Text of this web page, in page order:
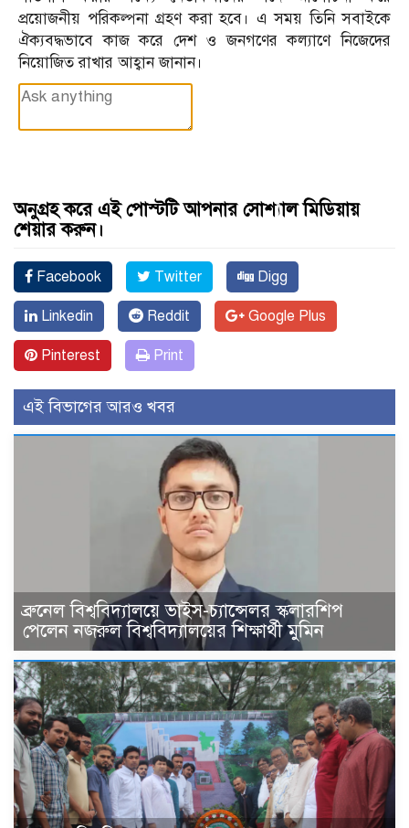
প্রয়োজনীয় পরিকল্পনা গ্রহণ করা হবে। এ সময় তিনি সবাইকে
ঐক্যবদ্ধভাবে কাজ করে দেশ ও জনগণের কল্যাণে নিজেদের
নিয়োজিত রাখার আহ্বান জানান।
অনুগ্রহ করে এই পোস্টটি আপনার সোশ্যাল মিডিয়ায়
শেয়ার করুন।
Facebook Twitter Digg
Linkedin Reddit Google Plus
Pinterest Print
এই বিভাগের আরও খবর
ব্রুনেল বিশ্ববিদ্যালয়ে ভাইস-চ্যান্সেলর স্কলারশিপ
পেলেন নজরুল বিশ্ববিদ্যালয়ের শিক্ষার্থী মুমিন